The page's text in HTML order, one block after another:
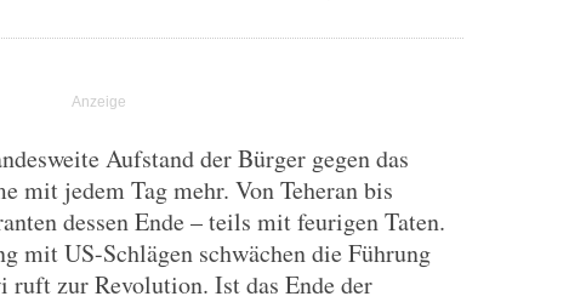
Aufstand der Bürger gegen das
mit jedem Tag mehr. Von Teheran bis
dessen Ende – teils mit feurigen Taten.
mit US-Schlägen schwächen die Führung
ruft zur Revolution. Ist das Ende der